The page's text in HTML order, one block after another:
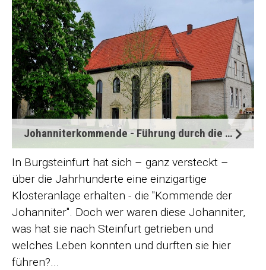
Johanniterkommende - Führung durch die Klosteranlage
In Burgsteinfurt hat sich – ganz versteckt –
über die Jahrhunderte eine einzigartige
Klosteranlage erhalten - die "Kommende der
Johanniter". Doch wer waren diese Johanniter,
was hat sie nach Steinfurt getrieben und
welches Leben konnten und durften sie hier
führen?...